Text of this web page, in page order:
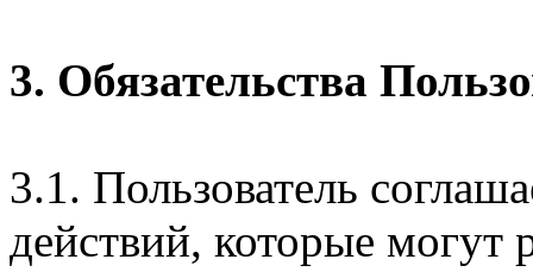
3. Обязательства
3.1. Пользователь
действий, которые могут